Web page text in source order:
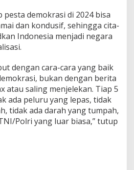
pesta demokrasi di 2024 bisa
dan kondusif, sehingga cita-
Indonesia menjadi negara
dengan cara-cara yang baik
bukan dengan berita
atau saling menjelekan. Tiap 5
ada peluru yang lepas, tidak
tidak ada darah yang tumpah,
Polri yang luar biasa,” tutup